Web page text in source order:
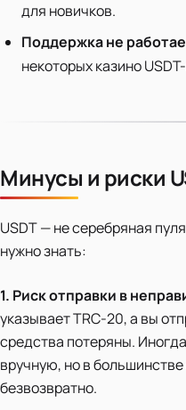
для новичков.
Поддержка не
некоторых казино
Минусы и риски
USDT — не серебряная
нужно знать:
1. Риск отправки в
указывает TRC-20, а вы
средства потеряны.
вручную, но в
безвозвратно.